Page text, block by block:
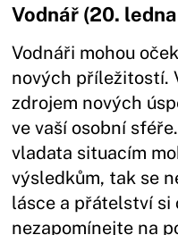
Vodnář (20.
Vodnáři mohou
nových příležitostí.
zdrojem nových
ve vaší osobní
vladata situacím
výsledkům, tak se
lásce a přátelství si
nezapomínejte na